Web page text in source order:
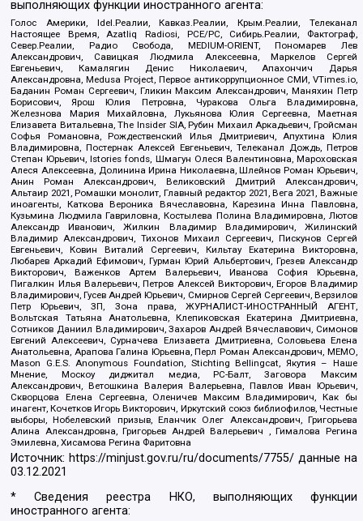
выполняющих функции иностранного агента:
Голос Америки, Idel.Реалии, Кавказ.Реалии, Крым.Реалии, Телеканал
Настоящее Время, Azatliq Radiosi, PCE/PC, Сибирь.Реалии, Фактограф,
Север.Реалии, Радио Свобода, MEDIUM-ORIENT, Пономарев Лев
Александрович, Савицкая Людмила Алексеевна, Маркелов Сергей
Евгеньевич, Камалягин Денис Николаевич, Апахончич Дарья
Александровна, Medusa Project, Первое антикоррупционное СМИ, VTimes.io,
Баданин Роман Сергеевич, Гликин Максим Александрович, Маняхин Петр
Борисович, Ярош Юлия Петровна, Чуракова Ольга Владимировна,
Железнова Мария Михайловна, Лукьянова Юлия Сергеевна, Маетная
Елизавета Витальевна, The Insider SIA, Рубин Михаил Аркадьевич, Гройсман
Софья Романовна, Рождественский Илья Дмитриевич, Апухтина Юлия
Владимировна, Постернак Алексей Евгеньевич, Телеканал Дождь, Петров
Степан Юрьевич, Istories fonds, Шмагун Олеся Валентиновна, Мароховская
Алеся Алексеевна, Долинина Ирина Николаевна, Шлейнов Роман Юрьевич,
Анин Роман Александрович, Великовский Дмитрий Александрович,
Альтаир 2021, Ромашки монолит, Главный редактор 2021, Вега 2021, Важные
иноагенты, Каткова Вероника Вячеславовна, Карезина Инна Павловна,
Кузьмина Людмила Гавриловна, Костылева Полина Владимировна, Лютов
Александр Иванович, Жилкин Владимир Владимирович, Жилинский
Владимир Александрович, Тихонов Михаил Сергеевич, Пискунов Сергей
Евгеньевич, Ковин Виталий Сергеевич, Кильтау Екатерина Викторовна,
Любарев Аркадий Ефимович, Гурман Юрий Альбертович, Грезев Александр
Викторович, Важенков Артем Валерьевич, Иванова София Юрьевна,
Пигалкин Илья Валерьевич, Петров Алексей Викторович, Егоров Владимир
Владимирович, Гусев Андрей Юрьевич, Смирнов Сергей Сергеевич, Верзилов
Петр Юрьевич, ЗП, Зона права, ЖУРНАЛИСТ-ИНОСТРАННЫЙ АГЕНТ,
Вольтская Татьяна Анатольевна, Клепиковская Екатерина Дмитриевна,
Сотников Даниил Владимирович, Захаров Андрей Вячеславович, Симонов
Евгений Алексеевич, Сурначева Елизавета Дмитриевна, Соловьева Елена
Анатольевна, Арапова Галина Юрьевна, Перл Роман Александрович, МЕМО,
Mason G.E.S. Anonymous Foundation, Stichting Bellingcat, Якутия – Наше
Мнение, Москоу диджитал медиа, РС-Балт, Заговора Максим
Александрович, Ветошкина Валерия Валерьевна, Павлов Иван Юрьевич,
Скворцова Елена Сергеевна, Оленичев Максим Владимирович, Как бы
инагент, Кочетков Игорь Викторович, Иркутский союз библиофилов, Честные
выборы, Нобелевский призыв, Еланчик Олег Александрович, Григорьева
Алина Александровна, Григорьев Андрей Валерьевич , Гималова Регина
Эмилевна, Хисамова Регина Фаритовна
Источник: https://minjust.gov.ru/ru/documents/7755/ данные на
03.12.2021
* Сведения реестра НКО, выполняющих функции
иностранного агента: